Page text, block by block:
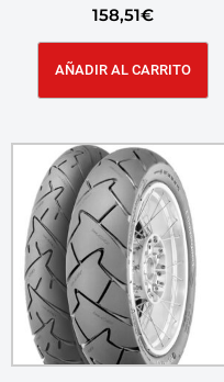
158,51€
AÑADIR AL CARRITO